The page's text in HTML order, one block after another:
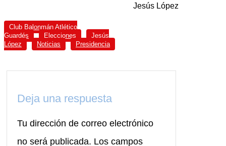
Jesús López
Club Balonmán Atlético
Guardés
Elecciones
Jesús
López
Noticias Presidencia
Deja una respuesta
Tu dirección de correo electrónico
no será publicada. Los campos